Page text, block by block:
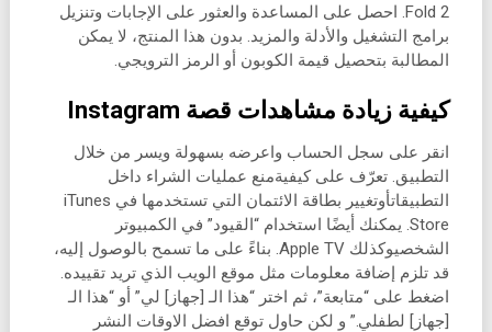
Fold 2. احصل على المساعدة والعثور على الإجابات وتنزيل
برامج التشغيل والأدلة والمزيد. بدون هذا المنتج، لا يمكن
المطالبة بتحصيل قيمة الكوبون أو الرمز الترويجي.
كيفية زيادة مشاهدات قصة Instagram
انقر على سجل الحساب واعرضه بسهولة ويسر من خلال
التطبيق. تعرّف على كيفيةمنع عمليات الشراء داخل
التطبيقاتأوتغيير بطاقة الائتمان التي تستخدمها في iTunes
Store. يمكنك أيضًا استخدام “القيود” في الكمبيوتر
الشخصيوكذلك Apple TV. بناءً على ما تسمح بالوصول إليه،
قد تلزم إضافة معلومات مثل موقع الويب الذي تريد تقييده.
اضغط على “متابعة”، ثم اختر “هذا الـ [جهاز] لي” أو “هذا الـ
[جهاز] لطفلي.” و لكن حاول توقع افضل الاوقات النشر